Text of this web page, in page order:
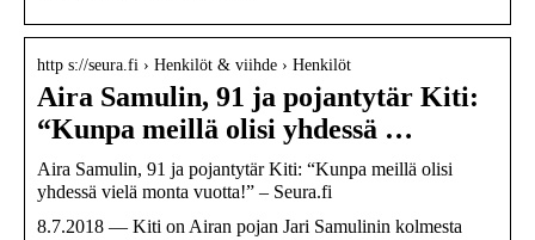
http s://seura.fi › Henkilöt & viihde › Henkilöt
Aira Samulin, 91 ja pojantytär Kiti:
“Kunpa meillä olisi yhdessä …
Aira Samulin, 91 ja pojantytär Kiti: “Kunpa meillä olisi
yhdessä vielä monta vuotta!” – Seura.fi
8.7.2018 — Kiti on Airan pojan Jari Samulinin kolmesta